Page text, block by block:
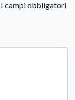
I campi obbligatori